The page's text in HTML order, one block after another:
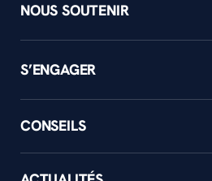
NOUS SOUTENIR
S’ENGAGER
CONSEILS